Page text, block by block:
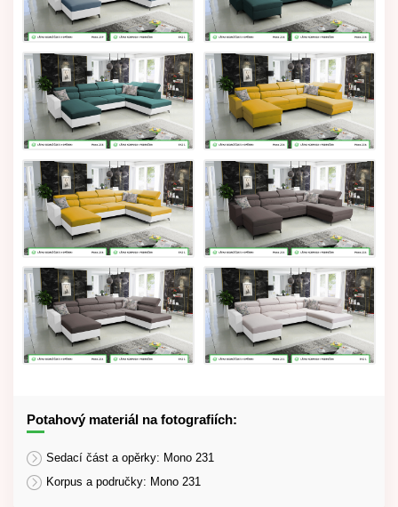
Potahový materiál na fotografiích:
Sedací část a opěrky: Mono 231
Korpus a područky: Mono 231